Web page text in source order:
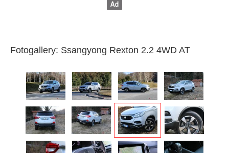
Fotogallery: Ssangyong Rexton 2.2 4WD AT